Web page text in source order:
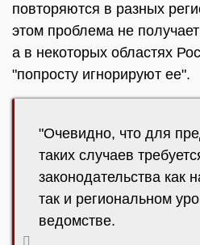
повторяются в разных
этом проблема не
а в некоторых областях
"попросту игнорируют ее".
"Очевидно, что для
таких случаев
законодательства как
так и региональном
ведомстве.